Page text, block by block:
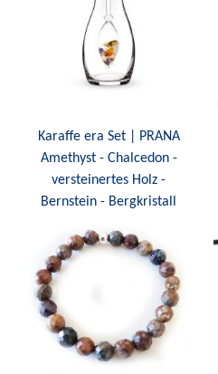
Karaffe era Set | PRANA
Amethyst - Chalcedon -
versteinertes Holz -
Bernstein - Bergkristall